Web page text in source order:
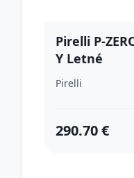
Pirelli P-
Y Letné
Pirelli
290.70 €